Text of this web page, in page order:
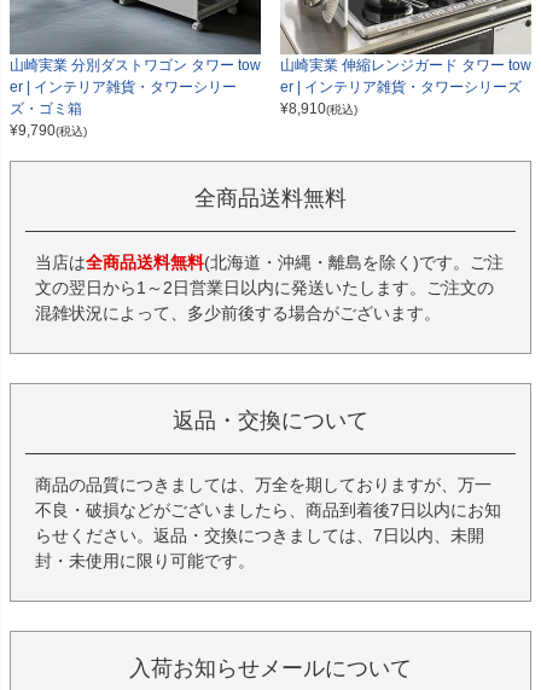
山崎実業 分別ダストワゴン タワー tow
er | インテリア雑貨・タワーシリー
ズ・ゴミ箱
¥9,790(税込)
山崎実業 伸縮レンジガード タワー tow
er | インテリア雑貨・タワーシリーズ
¥8,910(税込)
全商品送料無料
当店は全商品送料無料(北海道・沖縄・離島を除く)です。ご注
文の翌日から1～2日営業日以内に発送いたします。ご注文の
混雑状況によって、多少前後する場合がございます。
返品・交換について
商品の品質につきましては、万全を期しておりますが、万一
不良・破損などがございましたら、商品到着後7日以内にお知
らせください。返品・交換につきましては、7日以内、未開
封・未使用に限り可能です。
入荷お知らせメールについて